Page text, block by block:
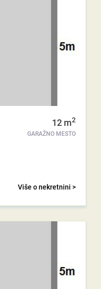
12 m2
GARAŽNO MESTO
Više o nekretnini >